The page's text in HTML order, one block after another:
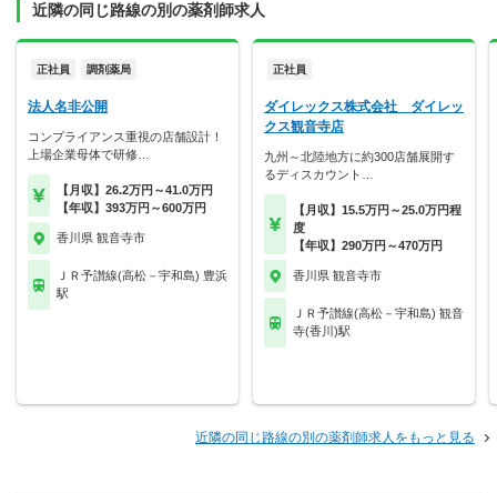
近隣の同じ路線の別の薬剤師求人
正社員 調剤薬局
法人名非公開
コンプライアンス重視の店舗設計！
上場企業母体で研修…
【月収】26.2万円～41.0万円
【年収】393万円～600万円
香川県 観音寺市
ＪＲ予讃線(高松－宇和島) 豊浜
駅
正社員
ダイレックス株式会社 ダイレッ
クス観音寺店
九州～北陸地方に約300店舗展開す
るディスカウント…
【月収】15.5万円～25.0万円程
度
【年収】290万円～470万円
香川県 観音寺市
ＪＲ予讃線(高松－宇和島) 観音
寺(香川)駅
近隣の同じ路線の別の薬剤師求人をもっと見る